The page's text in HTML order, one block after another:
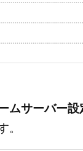
ムサーバー設
。